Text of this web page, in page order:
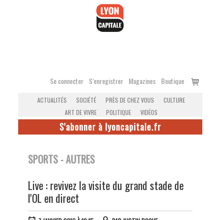
Se connecter S’enregistrer Magazines Boutique
Voir
ACTUALITÉS SOCIÉTÉ PRÈS DE CHEZ VOUS
CULTURE
ART DE VIVRE
POLITIQUE VIDÉOS
S'abonner à lyoncapitale.fr
SPORTS - AUTRES
Live : revivez la visite du grand stade de
l'OL en direct